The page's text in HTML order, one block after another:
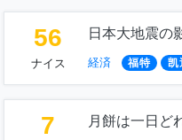
56
ナイス
日本大地震の
経済 福特 凯
7 月餅は一日ど